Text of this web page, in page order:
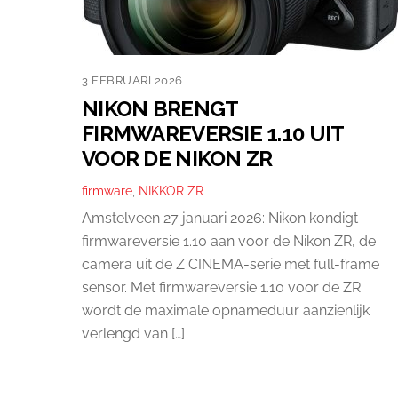
3 FEBRUARI 2026
NIKON BRENGT
FIRMWAREVERSIE 1.10 UIT
VOOR DE NIKON ZR
firmware NIKKOR ZR
Amstelveen 27 januari 2026: Nikon kondigt
firmwareversie 1.10 aan voor de Nikon ZR, de
camera uit de Z CINEMA-serie met full-frame
sensor. Met firmwareversie 1.10 voor de ZR
wordt de maximale opnameduur aanzienlijk
verlengd van […]